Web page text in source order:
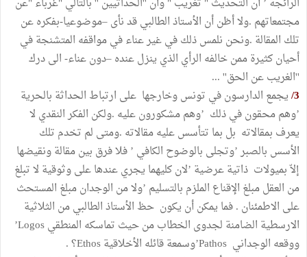
مجتمعاتهم .ولا أظن أن الأستاذ الطالبي قد نأى –موضوعيا-بفكره عن
تلك المقالة .ونحن نلمس ذلك في غير عناء في مواقفه المتشنجة في
أحيان كثيرة ممن خالفه الرأي الذي ينزل عنده –دون عناء- الى درك
''الغريب عن الحق'' ...
3/ يجمع الدارسون في تونس وخارجها على ارتباط الحداثة بالحرية
’وهم محقون في ذلك ’وهم مشكورون عليه .ولكن الفكر النقدي لا
يعرف بمقالاته بل بما تتأسس عليه مقالاته .ومتى لم تخدم تلك
الأسس بالصبر ’وتجلى بالوضوح الكافي ’ فلا فرق بين مقالة ونقيضها
إلاّ بميولات ذاتية عرضية ’لان كليهما يجري عندها على وثوقية لا تبلغ
من العقل مبلغ الإقناع الملزم بالتسليم ’ولا من الوجدان مبلغ المستحث
على الاطمئنان . فما يمكن أن يكون حظ الأستاذ الطالبي من الثلاثية
الارسطية الضامنة لجدوى الخطاب من حيث تماسكه المنطقي Logos’
ووقعه الوجداني Pathos’وسمعة قائله الأخلاقية Ethos؟ .